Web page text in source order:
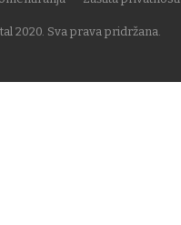
2020. Sva prava pridržana.